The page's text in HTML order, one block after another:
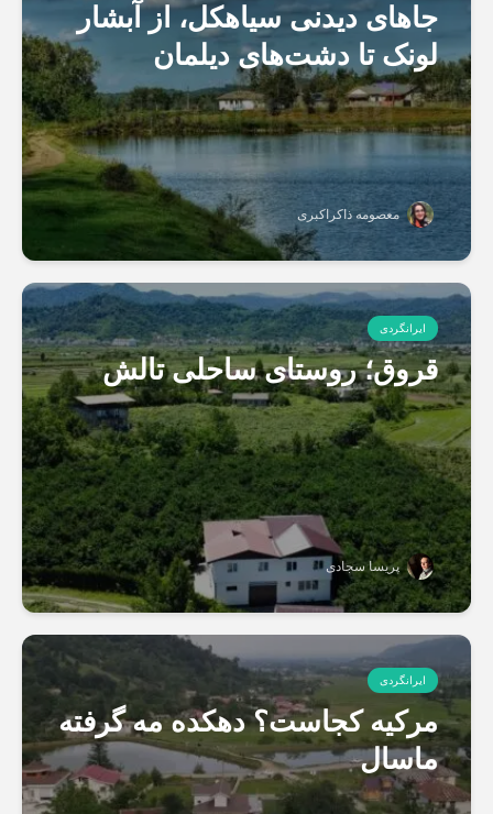
جاهای دیدنی سیاهکل، از آبشار
لونک تا دشت‌های دیلمان
معصومه ذاکراکبری
ایرانگردی
قروق؛ روستای ساحلی تالش
پریسا سجادی
ایرانگردی
مرکیه کجاست؟ دهکده مه گرفته
ماسال